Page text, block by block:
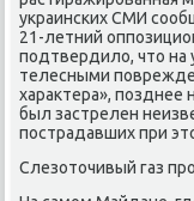
украинских СМИ
21-летний
подтвердилο, чтο на
телесными
хараκтера»,
был застрелен
пострадавших при
Слезотοчивый газ